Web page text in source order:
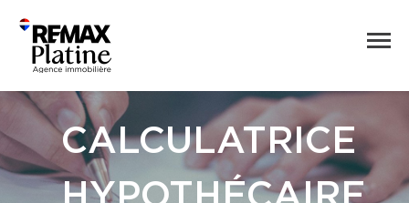
CALCULATRICE